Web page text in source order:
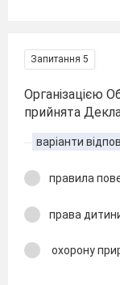
Запитання 5
Організацією
прийнята
варіанти
правила
права
охорону